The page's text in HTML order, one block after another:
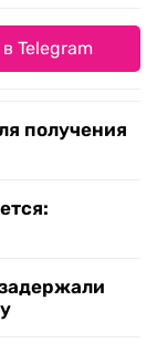
Telegram
получения